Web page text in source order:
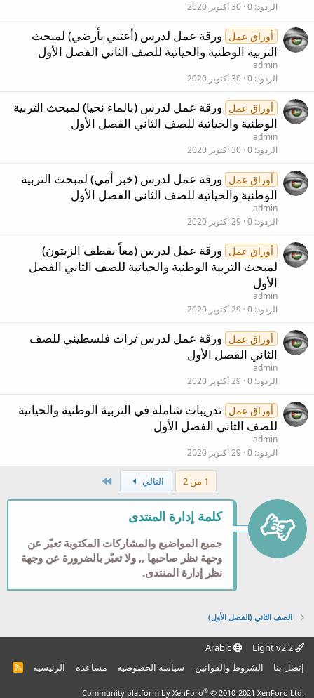
الردود 0 30 أكتوبر 2020
أوراق عمل ورقة عمل لدرس (أعتني بأرضي) لمبحث
التربية الوطنية والحياتية للصف الثاني الفصل الأول
admin
الردود 0 30 أكتوبر 2020
أوراق عمل ورقة عمل لدرس (بالماء نحيا) لمبحث التربية
الوطنية والحياتية للصف الثاني الفصل الأول
admin
الردود 0 30 أكتوبر 2020
أوراق عمل ورقة عمل لدرس (خبز أمي) لمبحث التربية
الوطنية والحياتية للصف الثاني الفصل الأول
admin
الردود 0 29 أكتوبر 2020
أوراق عمل ورقة عمل لدرس (معاً نقطف الزيتون)
لمبحث التربية الوطنية والحياتية للصف الثاني الفصل
الأول
admin
الردود 0 29 أكتوبر 2020
أوراق عمل ورقة عمل لدرس تراث فلسطيني للصف
الثاني الفصل الأول
admin
الردود 0 29 أكتوبر 2020
أوراق عمل تدريبات شاملة في التربية الوطنية والحياتية
للصف الثاني الفصل الأول
admin
الردود 0 29 أكتوبر 2020
1 من 2 التالي
كلمة إدارة المنتدى
جميع المواضيع والمشاركات المكتوبة تعبّر عن
وجهة نظر صاحبها ,, ولا تعبّر بالضرورة عن وجهة
نظر إدارة المنتدى.
الصف الثاني (الفصل الأول)
Arabic
إتصل بنا
الشروط والقوانين سياسة الخصوصية مساعدة الرئيسية
R
Community platform by XenForo® © 2010-2021 XenForo Ltd.